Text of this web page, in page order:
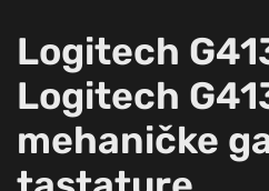
Logitech
Logitech
mehaničke